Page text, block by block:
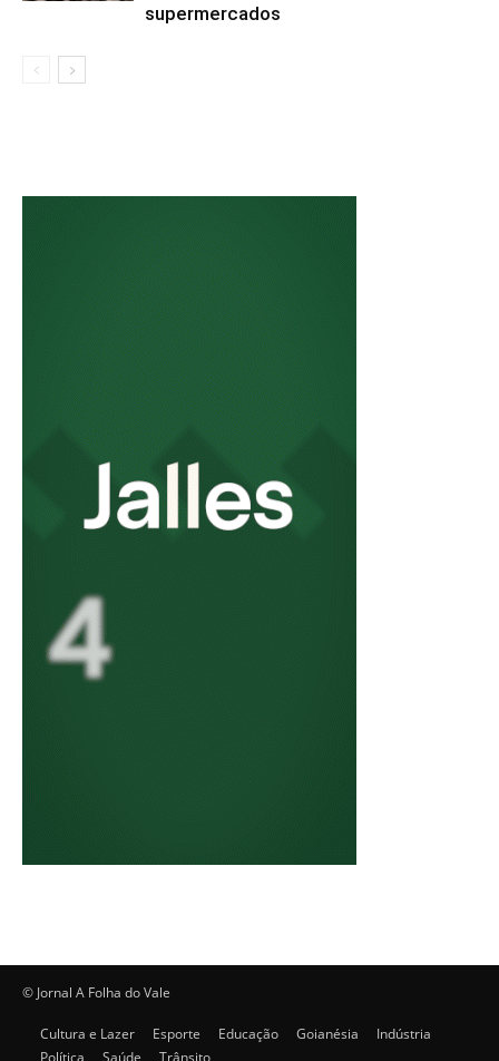
supermercados
© Jornal A Folha do Vale
Cultura e Lazer Esporte Educação Goianésia
Indústria
Política
Saúde Trânsito